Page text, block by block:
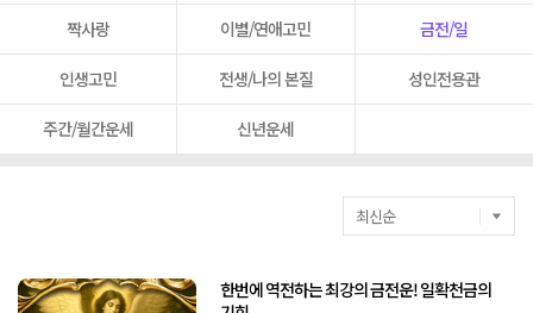
짝사랑 이별/연애고민 금전/일
인생고민 전생/나의 본질 성인전용관
주간/월간운세 신년운세
한번에 역전하는 최강의 금전운! 일확천금의